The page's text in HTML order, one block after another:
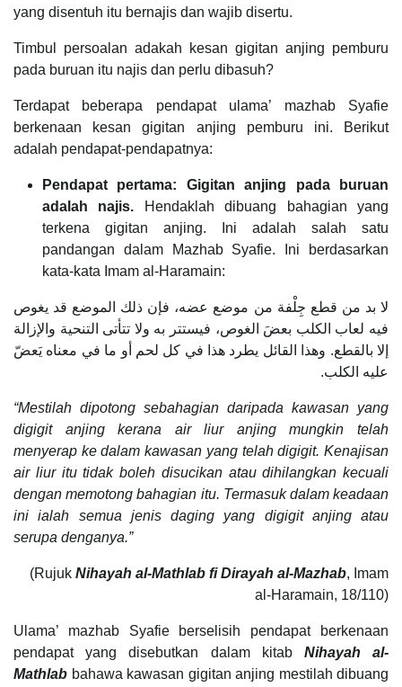
yang disentuh itu bernajis dan wajib disertu.
Timbul persoalan adakah kesan gigitan anjing pemburu
pada buruan itu najis dan perlu dibasuh?
Terdapat beberapa pendapat ulama’ mazhab Syafie
berkenaan kesan gigitan anjing pemburu ini. Berikut
adalah pendapat-pendapatnya:
Pendapat pertama: Gigitan anjing pada buruan
adalah najis. Hendaklah dibuang bahagian yang
terkena gigitan anjing. Ini adalah salah satu
pandangan dalam Mazhab Syafie. Ini berdasarkan
kata-kata Imam al-Haramain:
لا بد من قطع جِلْفة من موضع عضه، فإن ذلك الموضع قد يغوص
فيه لعاب الكلب بعضَ الغوص، فيستتر به ولا تتأتى التنحية والإزالة
إلا بالقطع. وهذا القائل يطرد هذا في كل لحم أو ما في معناه يَعضّ
عليه الكلب.
“Mestilah dipotong sebahagian daripada kawasan yang
digigit anjing kerana air liur anjing mungkin telah
menyerap ke dalam kawasan yang telah digigit. Kenajisan
air liur itu tidak boleh disucikan atau dihilangkan kecuali
dengan memotong bahagian itu. Termasuk dalam keadaan
ini ialah semua jenis daging yang digigit anjing atau
serupa denganya.”
(Rujuk Nihayah al-Mathlab fi Dirayah al-Mazhab, Imam
al-Haramain, 18/110)
Ulama’ mazhab Syafie berselisih pendapat berkenaan
pendapat yang disebutkan dalam kitab Nihayah al-
Mathlab bahawa kawasan gigitan anjing mestilah dibuang